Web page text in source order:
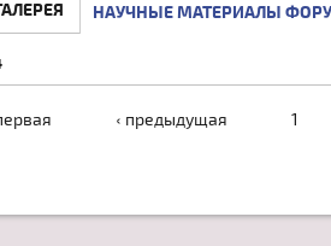
НАУЧНЫЕ МАТЕРИАЛЫ
‹ предыдущая 1